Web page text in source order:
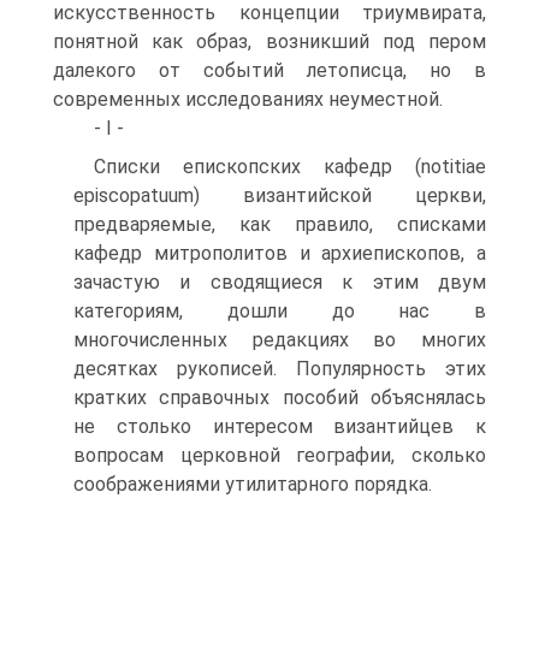
искусственность концепции триумвирата,
понятной как образ, возникший под пером
далекого от событий летописца, но в
современных исследованиях неуместной.
- І -
Списки епископских кафедр (notitiae
episcopatuum) византийской церкви,
предваряемые, как правило, списками
кафедр митрополитов и архиепископов, а
зачастую и сводящиеся к этим двум
категориям, дошли до нас в
многочисленных редакциях во многих
десятках рукописей. Популярность этих
кратких справочных пособий объяснялась
не столько интересом византийцев к
вопросам церковной географии, сколько
соображениями утилитарного порядка.